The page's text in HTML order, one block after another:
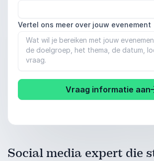
Vertel ons meer over jouw evenement
Vraag informatie aan
Social media expert die